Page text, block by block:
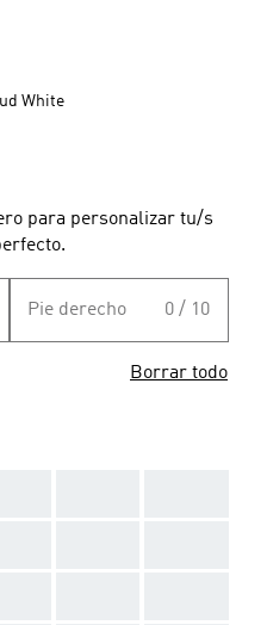
White
para personalizar tu/s
Pie derecho 0 / 10
Borrar todo